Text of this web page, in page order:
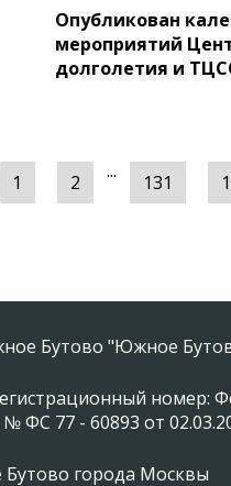
Опубликован
мероприятий
долголетия и
1 2 ... 131
Бутово "Южное
номер:
ФС 77 - 60893 от
города Москвы